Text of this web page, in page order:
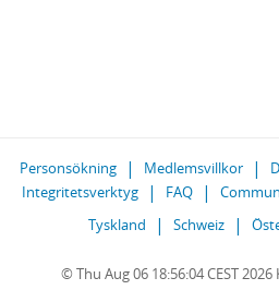
Personsökning Medlemsvillkor
Integritetsverktyg
FAQ
Tyskland
Schweiz
© Thu Aug 06 18:56:04 CEST